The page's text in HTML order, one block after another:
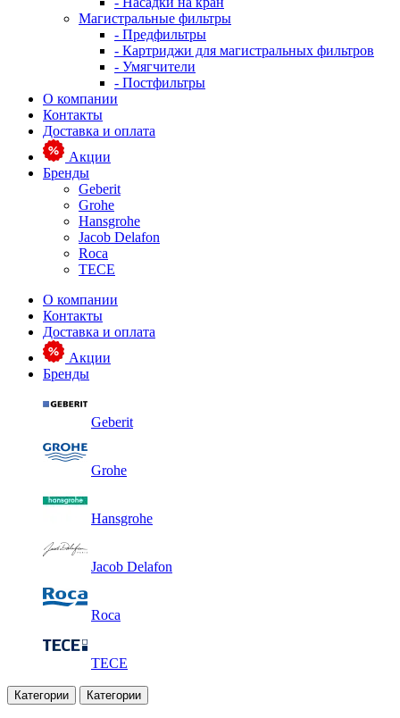
Магистральные фильтры
- Предфильтры
- Картриджи для магистральных фильтров
- Умягчители
- Постфильтры
О компании
Контакты
Доставка и оплата
Акции
Бренды
Geberit
Grohe
Hansgrohe
Jacob Delafon
Roca
TECE
О компании
Контакты
Доставка и оплата
Акции
Бренды
Geberit
Grohe
Hansgrohe
Jacob Delafon
Roca
TECE
Категории Категории